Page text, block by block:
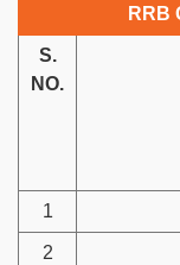
RRB
S.
NO.
1
2